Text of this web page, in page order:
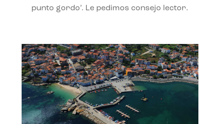
punto gordo’. Le pedimos consejo lector.